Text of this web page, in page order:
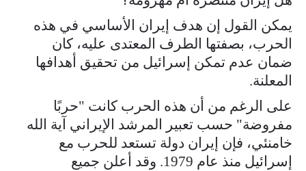
يمكن القول إن هدف إيران الأساسي في هذه
الحرب، بصفتها الطرف المعتدى عليه، كان
ضمان عدم تمكن إسرائيل من تحقيق أهدافها
المعلنة.
على الرغم من أن هذه الحرب كانت "حربًا
مفروضة" حسب تعبير المرشد الإيراني آية الله
خامنئي، فإن إيران دولة تستعد للحرب مع
إسرائيل منذ عام 1979. وقد أعلن جميع